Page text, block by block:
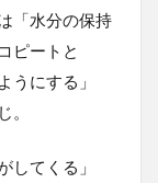
「水分の保持
ピートと
うにする」
。
してくる」